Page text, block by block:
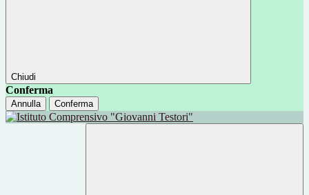
Chiudi
Conferma
Annulla Conferma